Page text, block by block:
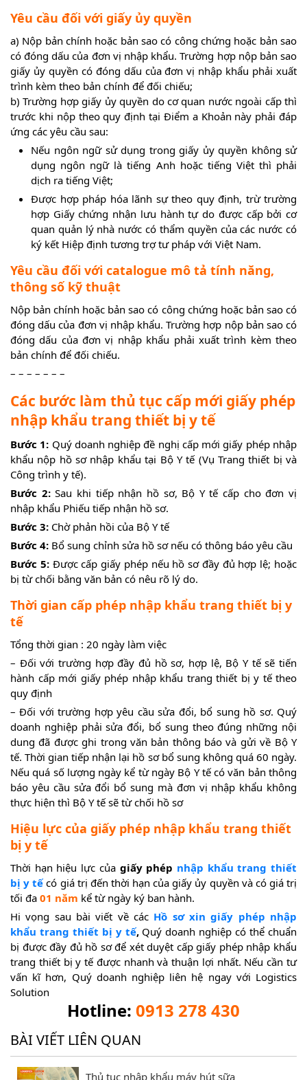
Yêu cầu đối với giấy ủy quyền
a) Nộp bản chính hoặc bản sao có công chứng hoặc bản sao
có đóng dấu của đơn vị nhập khẩu. Trường hợp nộp bản sao
giấy ủy quyền có đóng dấu của đơn vị nhập khẩu phải xuất
trình kèm theo bản chính để đối chiếu;
b) Trường hợp giấy ủy quyền do cơ quan nước ngoài cấp thì
trước khi nộp theo quy định tại Điểm a Khoản này phải đáp
ứng các yêu cầu sau:
Nếu ngôn ngữ sử dụng trong giấy ủy quyền không sử
dụng ngôn ngữ là tiếng Anh hoặc tiếng Việt thì phải
dịch ra tiếng Việt;
Được hợp pháp hóa lãnh sự theo quy định, trừ trường
hợp Giấy chứng nhận lưu hành tự do được cấp bởi cơ
quan quản lý nhà nước có thẩm quyền của các nước có
ký kết Hiệp định tương trợ tư pháp với Việt Nam.
Yêu cầu đối với catalogue mô tả tính năng,
thông số kỹ thuật
Nộp bản chính hoặc bản sao có công chứng hoặc bản sao có
đóng dấu của đơn vị nhập khẩu. Trường hợp nộp bản sao có
đóng dấu của đơn vị nhập khẩu phải xuất trình kèm theo
bản chính để đối chiếu.
– – – – – – –
Các bước làm thủ tục cấp mới giấy phép
nhập khẩu trang thiết bị y tế
Bước 1: Quý doanh nghiệp đề nghị cấp mới giấy phép nhập
khẩu nộp hồ sơ nhập khẩu tại Bộ Y tế (Vụ Trang thiết bị và
Công trình y tế).
Bước 2:Sau khi tiếp nhận hồ sơ, Bộ Y tế cấp cho đơn vị
nhập khẩu Phiếu tiếp nhận hồ sơ.
Bước 3: Chờ phản hồi của Bộ Y tế
Bước 4: Bổ sung chỉnh sửa hồ sơ nếu có thông báo yêu cầu
Bước 5:Được cấp giấy phép nếu hồ sơ đầy đủ hợp lệ; hoặc
bị từ chối bằng văn bản có nêu rõ lý do.
Thời gian cấp phép nhập khẩu trang thiết bị y
tế
Tổng thời gian : 20 ngày làm việc
– Đối với trường hợp đầy đủ hồ sơ, hợp lệ, Bộ Y tế sẽ tiến
hành cấp mới giấy phép nhập khẩu trang thiết bị y tế theo
quy định
– Đối với trường hợp yêu cầu sửa đổi, bổ sung hồ sơ. Quý
doanh nghiệp phải sửa đổi, bổ sung theo đúng những nội
dung đã được ghi trong văn bản thông báo và gửi về Bộ Y
tế. Thời gian tiếp nhận lại hồ sơ bổ sung không quá 60 ngày.
Nếu quá số lượng ngày kể từ ngày Bộ Y tế có văn bản thông
báo yêu cầu sửa đổi bổ sung mà đơn vị nhập khẩu không
thực hiện thì Bộ Y tế sẽ từ chối hồ sơ
Hiệu lực của giấy phép nhập khẩu trang thiết
bị y tế
Thời hạn hiệu lực của giấy phép nhập khẩu trang thiết
bị y tếcó giá trị đến thời hạn của giấy ủy quyền và có giá trị
tối đa 01 năm kể từ ngày ký ban hành.
Hi vọng sau bài viết về các Hồ sơ xin giấy phép nhập
khẩu trang thiết bị y tế, Quý doanh nghiệp có thể chuẩn
bị được đầy đủ hồ sơ để xét duyệt cấp giấy phép nhập khẩu
trang thiết bị y tế được nhanh và thuận lợi nhất. Nếu cần tư
vấn kĩ hơn, Quý doanh nghiệp liên hệ ngay với Logistics
Solution
Hotline: 0913 278 430
BÀI VIẾT LIÊN QUAN
Thủ tục nhập khẩu máy hút sữa